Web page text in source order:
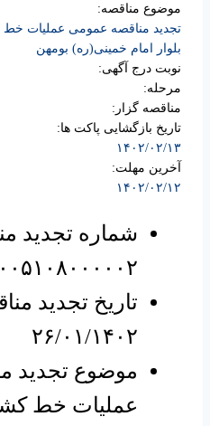
موضوع مناقصه:
تجدید مناقصه عمومی عملیات خط
بلوار امام خمینی(ره) بومهن
نوبت درج آگهی:
مرحله:
مناقصه گزار:
تاریخ بازگشایی پاکت ها:
۱۴۰۲/۰۲/۱۳
آخرین مهلت:
۱۴۰۲/۰۲/۱۲
شماره تجدید
تاریخ تجدید
۲۶/۰۱/۱۴۰۲
موضوع تجدید
عملیات خط